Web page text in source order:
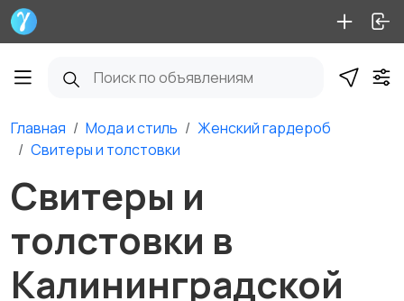
Главная Мода и стиль
Женский гардероб
Свитеры и толстовки
Свитеры и
толстовки в
Калининградской